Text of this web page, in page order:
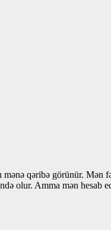
qəribə görünür.
olur. Amma mən hesab